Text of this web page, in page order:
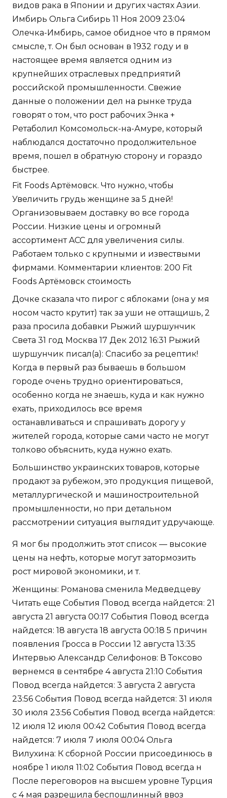
видов рака в Японии и других частях Азии.
Имбирь Ольга Сибирь 11 Ноя 2009 23:04
Олечка-Имбирь, самое обидное что в прямом
смысле, т. Он был основан в 1932 году и в
настоящее время является одним из
крупнейших отраслевых предприятий
российской промышленности. Свежие
данные о положении дел на рынке труда
говорят о том, что рост рабочих Энка +
Ретаболил Комсомольск-на-Амуре, который
наблюдался достаточно продолжительное
время, пошел в обратную сторону и гораздо
быстрее.
Fit Foods Артёмовск. Что нужно, чтобы
Увеличить грудь женщине за 5 дней!
Организовываем доставку во все города
России. Низкие цены и огромный
ассортимент ACC для увеличения силы.
Работаем только с крупными и извествыми
фирмами. Комментарии клиентов: 200 Fit
Foods Артёмовск стоимость
Дочке сказала что пирог с яблоками (она у мя
носом часто крутит) так за уши не оттащишь, 2
раза просила добавки Рыжий шуршунчик
Света 31 год Москва 17 Дек 2012 16:31 Рыжий
шуршунчик писал(а): Спасибо за рецептик!
Когда в первый раз бываешь в большом
городе очень трудно ориентироваться,
особенно когда не знаешь, куда и как нужно
ехать, приходилось все время
останавливаться и спрашивать дорогу у
жителей города, которые сами часто не могут
толково объяснить, куда нужно ехать.
Большинство украинских товаров, которые
продают за рубежом, это продукция пищевой,
металлургической и машиностроительной
промышленности, но при детальном
рассмотрении ситуация выглядит удручающе.
Я мог бы продолжить этот список — высокие
цены на нефть, которые могут затормозить
рост мировой экономики, и т.
Женщины: Романова сменила Медведцеву
Читать еще События Повод всегда найдется: 21
августа 21 августа 00:17 События Повод всегда
найдется: 18 августа 18 августа 00:18 5 причин
появления Гросса в России 12 августа 13:35
Интервью Александр Селифонов: В Токсово
вернемся в сентябре 4 августа 21:10 События
Повод всегда найдется: 3 августа 2 августа
23:56 События Повод всегда найдется: 31 июля
30 июля 23:56 События Повод всегда найдется:
12 июля 12 июля 00:42 События Повод всегда
найдется: 7 июля 7 июля 00:04 Ольга
Вилухина: К сборной России присоединюсь в
ноябре 1 июля 11:02 События Повод всегда н
После переговоров на высшем уровне Турция
с 4 мая разрешила беспошлинный ввоз